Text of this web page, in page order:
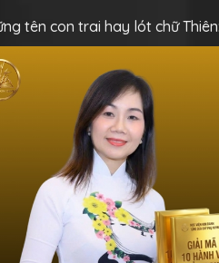
tên con trai hay lót chữ